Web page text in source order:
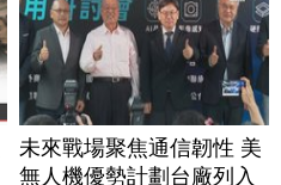
未來戰場聚焦通信韌性 美
無人機優勢計劃台廠列入